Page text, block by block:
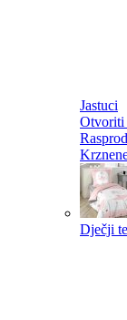
Jastuci
Otvoriti
Dječji